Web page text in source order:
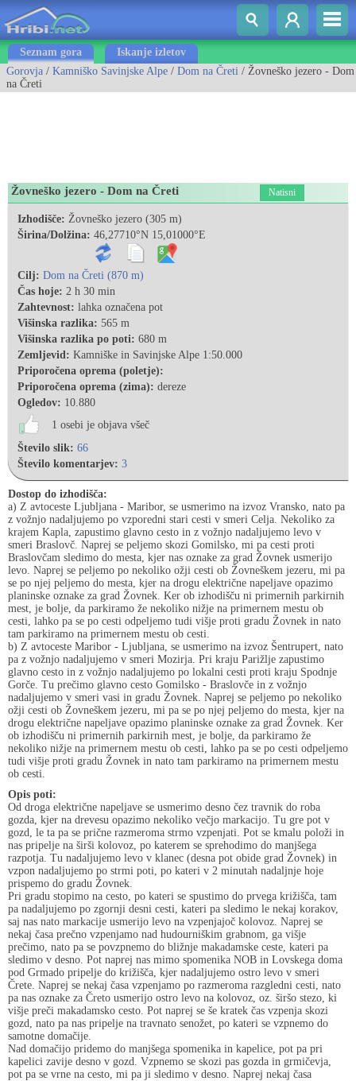
Seznam gora
Iskanje izletov
Gorovja / Kamniško Savinjske Alpe / Dom na Čreti / Žovneško jezero - Dom
na Čreti
Žovneško jezero - Dom na Čreti Natisni
Izhodišče: Žovneško jezero (305 m)
Širina/Dolžina: 46,27710°N 15,01000°E
Cilj: Dom na Čreti (870 m)
Čas hoje: 2 h 30 min
Zahtevnost: lahka označena pot
Višinska razlika: 565 m
Višinska razlika po poti: 680 m
Zemljevid: Kamniške in Savinjske Alpe 1:50.000
Priporočena oprema (poletje):
Priporočena oprema (zima): dereze
Ogledov: 10.880
1 osebi je objava všeč
Število slik: 66
Število komentarjev: 3
Dostop do izhodišča:
a) Z avtoceste Ljubljana - Maribor, se usmerimo na izvoz Vransko, nato pa
z vožnjo nadaljujemo po vzporedni stari cesti v smeri Celja. Nekoliko za
krajem Kapla, zapustimo glavno cesto in z vožnjo nadaljujemo levo v
smeri Braslovč. Naprej se peljemo skozi Gomilsko, mi pa cesti proti
Braslovčam sledimo do mesta, kjer nas oznake za grad Žovnek usmerijo
levo. Naprej se peljemo po nekoliko ožji cesti ob Žovneškem jezeru, mi pa
se po njej peljemo do mesta, kjer na drogu električne napeljave opazimo
planinske oznake za grad Žovnek. Ker ob izhodišču ni primernih parkirnih
mest, je bolje, da parkiramo že nekoliko nižje na primernem mestu ob
cesti, lahko pa se po cesti odpeljemo tudi višje proti gradu Žovnek in nato
tam parkiramo na primernem mestu ob cesti.
b) Z avtoceste Maribor - Ljubljana, se usmerimo na izvoz Šentrupert, nato
pa z vožnjo nadaljujemo v smeri Mozirja. Pri kraju Parižlje zapustimo
glavno cesto in z vožnjo nadaljujemo po lokalni cesti proti kraju Spodnje
Gorče. Tu prečimo glavno cesto Gomilsko - Braslovče in z vožnjo
nadaljujemo v smeri vasi in gradu Žovnek. Naprej se peljemo po nekoliko
ožji cesti ob Žovneškem jezeru, mi pa se po njej peljemo do mesta, kjer na
drogu električne napeljave opazimo planinske oznake za grad Žovnek. Ker
ob izhodišču ni primernih parkirnih mest, je bolje, da parkiramo že
nekoliko nižje na primernem mestu ob cesti, lahko pa se po cesti odpeljemo
tudi višje proti gradu Žovnek in nato tam parkiramo na primernem mestu
ob cesti.
Opis poti:
Od droga električne napeljave se usmerimo desno čez travnik do roba
gozda, kjer na drevesu opazimo nekoliko večjo markacijo. Tu gre pot v
gozd, le ta pa se prične razmeroma strmo vzpenjati. Pot se kmalu položi in
nas pripelje na širši kolovoz, po katerem se sprehodimo do manjšega
razpotja. Tu nadaljujemo levo v klanec (desna pot obide grad Žovnek) in
vzpon nadaljujemo po strmi poti, po kateri v 2 minutah nadaljnje hoje
prispemo do gradu Žovnek.
Pri gradu stopimo na cesto, po kateri se spustimo do prvega križišča, tam
pa nadaljujemo po zgornji desni cesti, kateri pa sledimo le nekaj korakov,
saj nas nato markacije usmerijo levo na vzpenjajoč kolovoz. Naprej se
nekaj časa prečno vzpenjamo nad hudourniškim grabnom, ga višje
prečimo, nato pa se povzpnemo do bližnje makadamske ceste, kateri pa
sledimo v desno. Pot naprej nas mimo spomenika NOB in Lovskega doma
pod Grmado pripelje do križišča, kjer nadaljujemo ostro levo v smeri
Črete. Naprej se nekaj časa vzpenjamo po razmeroma razgledni cesti, nato
pa nas oznake za Čreto usmerijo ostro levo na kolovoz, oz. širšo stezo, ki
višje preči makadamsko cesto. Pot naprej se še kratek čas vzpenja skozi
gozd, nato pa nas pripelje na travnato senožet, po kateri se vzpnemo do
samotne domačije.
Nad domačijo pridemo do manjšega spomenika in kapelice, pot pa pri
kapelici zavije desno v gozd. Vzpnemo se skozi pas gozda in grmičevja,
pot pa se vrne na cesto, mi pa ji sledimo v desno. Naprej nekaj časa